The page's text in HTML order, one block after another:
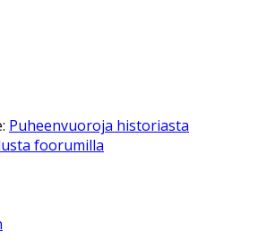
Puheenvuoroja historiasta
foorumilla